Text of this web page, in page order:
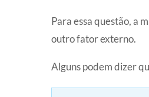
Para essa questão, a
outro fator externo.
Alguns podem dizer